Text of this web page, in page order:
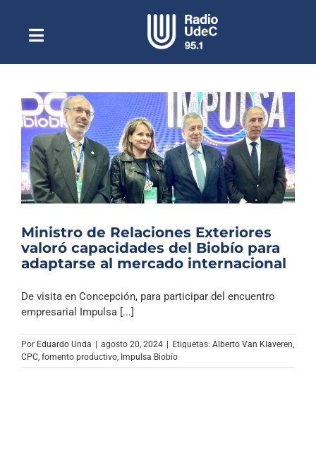
contenidoToggle
NavigationEscuchar Radio UdeC en vivo
Quiénes Somos
Programación
Podcast
Noticias
Columnas
Música Clásica
Especiales
Ministro de Relaciones Exteriores
valoró capacidades del Biobío para
adaptarse al mercado internacional
De visita en Concepción, para participar del encuentro
empresarial Impulsa [...]
Por Eduardo Unda | agosto 20, 2024 | Etiquetas: Alberto Van Klaveren
CPC fomento productivo Impulsa Biobío